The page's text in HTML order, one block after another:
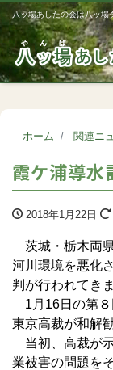
八ッ場あしたの会は八ッ
ホーム 関連ニ
霞ケ浦導
2018年1月22日
茨城・栃木両
河川環境を悪化
判が行われてき
1月16日の第８
東京高裁が和解
当初、高裁が
業被害の問題を